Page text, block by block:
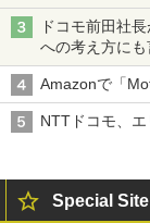
穴と楽天モバ
ドコモ前田社
への考え方にも
Amazonで「
NTTドコモ、
Special Site